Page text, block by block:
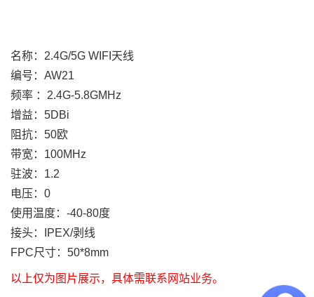
名称：2.4G/5G WIFI天线
编号：AW21
频率 ：2.4G-5.8GMHz
增益：5DBi
阻抗：50欧
带宽：100MHz
驻波：1.2
电压：0
使用温度：-40-80度
接头：IPEX/剥线
FPC尺寸：50*8mm
以上仅为图片展示，具体需联系网站业务。